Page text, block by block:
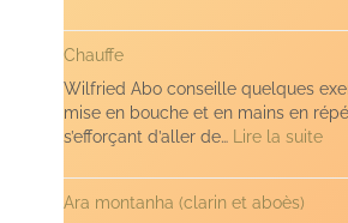
(sauts)
Chauffe
Wilfried Abo conseille quelques
mise en bouche et en mains en
s’efforçant d’aller de… Lire la suite:
Ara montanha (clarin et aboès)